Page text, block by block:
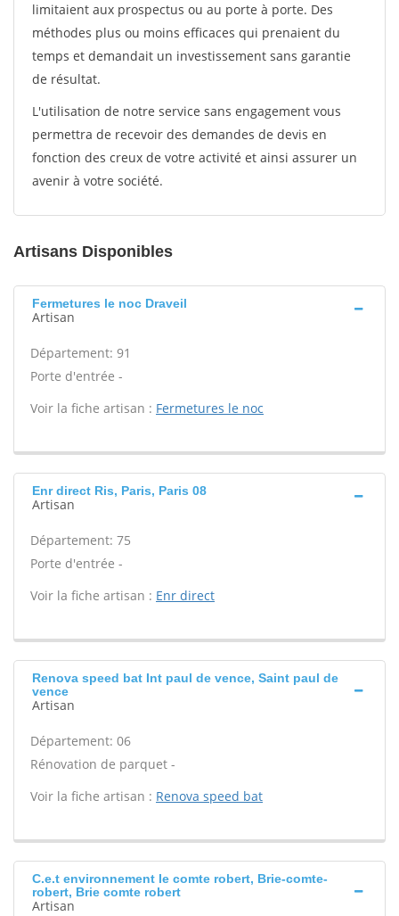
limitaient aux prospectus ou au porte à porte. Des
méthodes plus ou moins efficaces qui prenaient du
temps et demandait un investissement sans garantie
de résultat.
L'utilisation de notre service sans engagement vous
permettra de recevoir des demandes de devis en
fonction des creux de votre activité et ainsi assurer un
avenir à votre société.
Artisans Disponibles
Fermetures le noc Draveil
Artisan
Département: 91
Porte d'entrée -
Voir la fiche artisan : Fermetures le noc
Enr direct Ris, Paris, Paris 08
Artisan
Département: 75
Porte d'entrée -
Voir la fiche artisan : Enr direct
Renova speed bat Int paul de vence, Saint paul de
vence
Artisan
Département: 06
Rénovation de parquet -
Voir la fiche artisan : Renova speed bat
C.e.t environnement Ie comte robert, Brie-comte-
robert, Brie comte robert
Artisan